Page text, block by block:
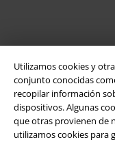
Utilizamos cookies y
conjunto conocidas
recopilar información
dispositivos. Algunas
que otras provienen de
utilizamos cookies para
¡Descarga la nueva
sus